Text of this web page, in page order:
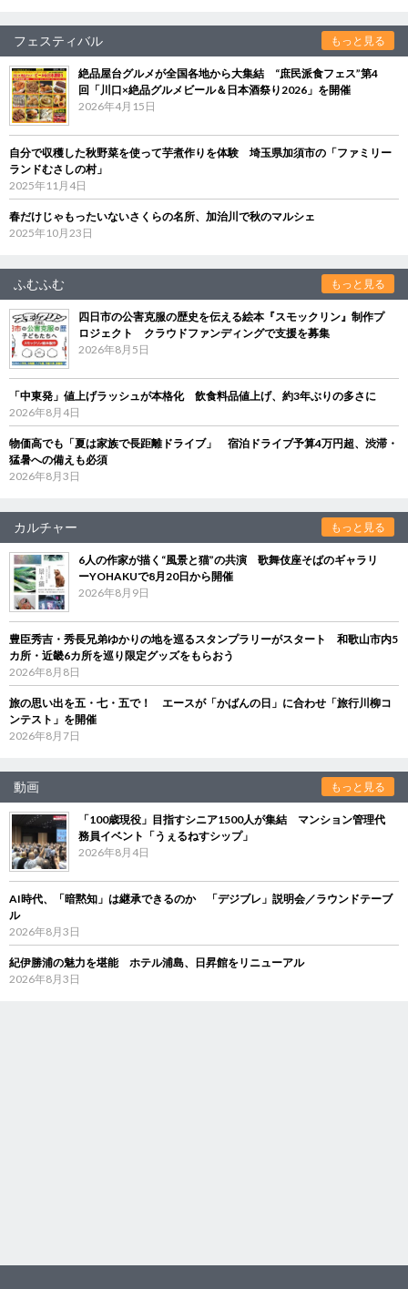
フェスティバル もっと見る
絶品屋台グルメが全国各地から大集結 “庶民派食フェス”第4
回「川口×絶品グルメビール＆日本酒祭り2026」を開催
2026年4月15日
自分で収穫した秋野菜を使って芋煮作りを体験 埼玉県加須市の「ファミリー
ランドむさしの村」
2025年11月4日
春だけじゃもったいないさくらの名所、加治川で秋のマルシェ
2025年10月23日
ふむふむ もっと見る
四日市の公害克服の歴史を伝える絵本『スモックリン』制作プ
ロジェクト クラウドファンディングで支援を募集
2026年8月5日
「中東発」値上げラッシュが本格化 飲食料品値上げ、約3年ぶりの多さに
2026年8月4日
物価高でも「夏は家族で長距離ドライブ」 宿泊ドライブ予算4万円超、渋滞・
猛暑への備えも必須
2026年8月3日
カルチャー もっと見る
6人の作家が描く“風景と猫”の共演 歌舞伎座そばのギャラリ
ーYOHAKUで8月20日から開催
2026年8月9日
豊臣秀吉・秀長兄弟ゆかりの地を巡るスタンプラリーがスタート 和歌山市内5
カ所・近畿6カ所を巡り限定グッズをもらおう
2026年8月8日
旅の思い出を五・七・五で！ エースが「かばんの日」に合わせ「旅行川柳コ
ンテスト」を開催
2026年8月7日
動画 もっと見る
「100歳現役」目指すシニア1500人が集結 マンション管理代
務員イベント「うぇるねすシップ」
2026年8月4日
AI時代、「暗黙知」は継承できるのか 「デジブレ」説明会／ラウンドテーブ
ル
2026年8月3日
紀伊勝浦の魅力を堪能 ホテル浦島、日昇館をリニューアル
2026年8月3日